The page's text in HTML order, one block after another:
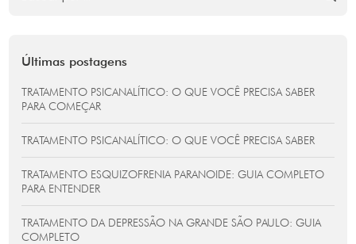
Últimas postagens
TRATAMENTO PSICANALÍTICO: O QUE VOCÊ PRECISA SABER
PARA COMEÇAR
TRATAMENTO PSICANALÍTICO: O QUE VOCÊ PRECISA SABER
TRATAMENTO ESQUIZOFRENIA PARANOIDE: GUIA COMPLETO
PARA ENTENDER
TRATAMENTO DA DEPRESSÃO NA GRANDE SÃO PAULO: GUIA
COMPLETO